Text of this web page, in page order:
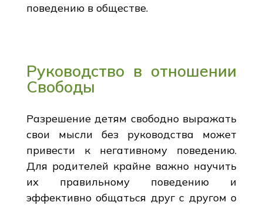
поведению в обществе.
Руководство в отношении
Свободы
Разрешение детям свободно выражать
свои мысли без руководства может
привести к негативному поведению.
Для родителей крайне важно научить
их правильному поведению и
эффективно общаться друг с другом о